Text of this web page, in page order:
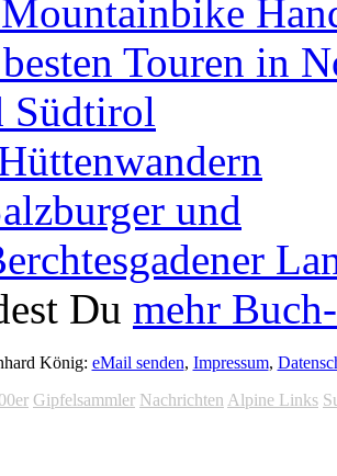
Du mehr
König: eMail senden, Impressum,
Gipfelsammler Nachrichten Alpine Links